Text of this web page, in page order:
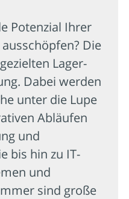
Potenzial Ihrer
Die
Lager-
Dabei werden
unter die Lupe
Abläufen
und
bis hin zu IT-
und
sind große